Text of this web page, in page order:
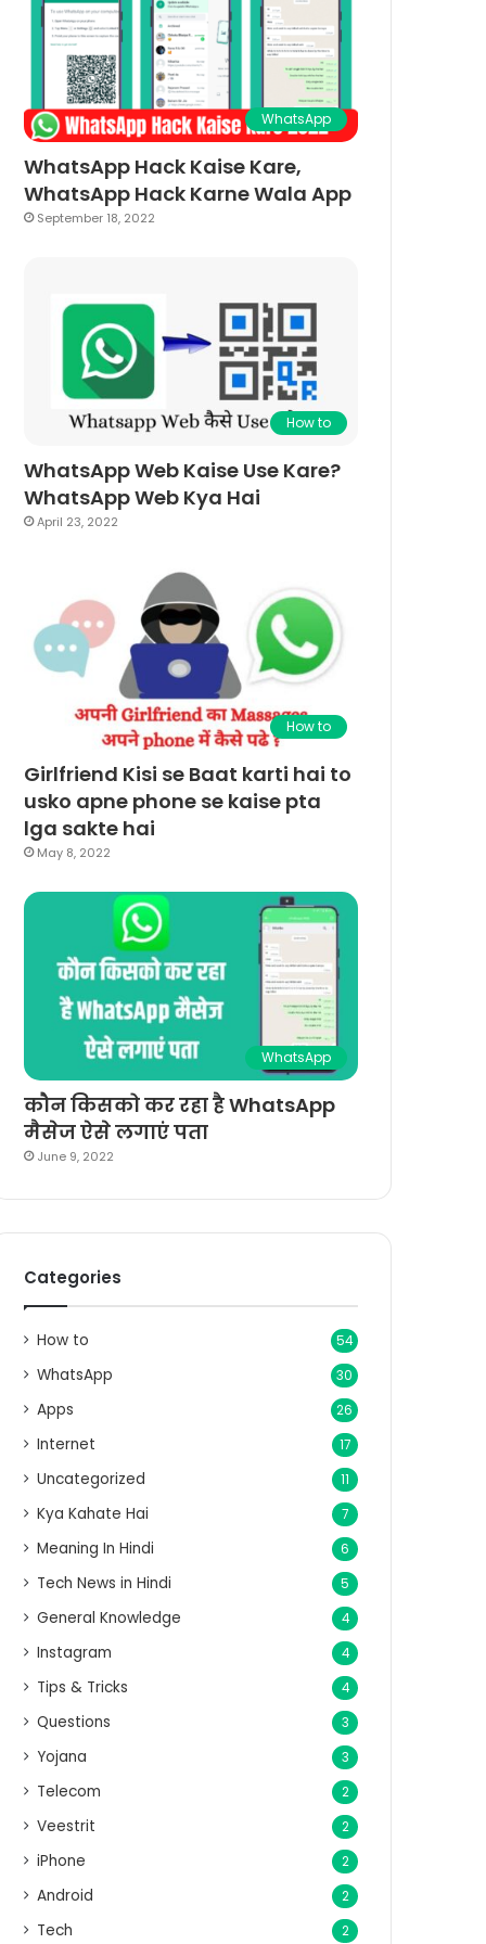
WhatsApp
WhatsApp Hack Kaise Kare,
WhatsApp Hack Karne Wala App
September 18, 2022
How to
WhatsApp Web Kaise Use Kare?
WhatsApp Web Kya Hai
April 23, 2022
How to
Girlfriend Kisi se Baat karti hai to
usko apne phone se kaise pta
lga sakte hai
May 8, 2022
WhatsApp
कौन किसको कर रहा है WhatsApp
मैसेज ऐसे लगाएं पता
June 9, 2022
Categories
How to 54
WhatsApp 30
Apps 26
Internet 17
Uncategorized 11
Kya Kahate Hai 7
Meaning In Hindi 6
Tech News in Hindi 5
General Knowledge 4
Instagram 4
Tips & Tricks 4
Questions 3
Yojana 3
Telecom 2
Veestrit 2
iPhone 2
Android 2
Tech 2